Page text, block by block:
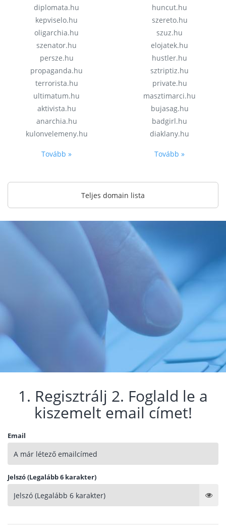
diplomata.hu
kepviselo.hu
oligarchia.hu
szenator.hu
persze.hu
propaganda.hu
terrorista.hu
ultimatum.hu
aktivista.hu
anarchia.hu
kulonvelemeny.hu
Tovább »
huncut.hu
szereto.hu
szuz.hu
elojatek.hu
hustler.hu
sztriptiz.hu
private.hu
masztimarci.hu
bujasag.hu
badgirl.hu
diaklany.hu
Tovább »
Teljes domain lista
1. Regisztrálj 2. Foglald le a
kiszemelt email címet!
Email
Jelszó (Legalább 6 karakter)